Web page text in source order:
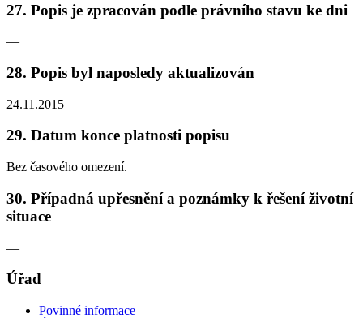
27. Popis je zpracován podle právního stavu ke dni
—
28. Popis byl naposledy aktualizován
24.11.2015
29. Datum konce platnosti popisu
Bez časového omezení.
30. Případná upřesnění a poznámky k řešení životní
situace
—
Úřad
Povinné informace